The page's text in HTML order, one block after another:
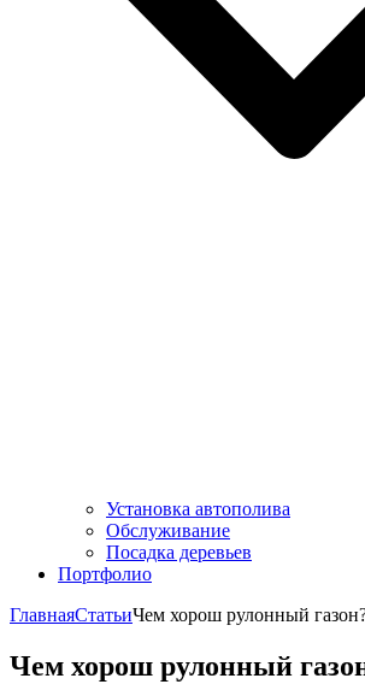
Установка автополива
Обслуживание
Посадка деревьев
Портфолио
ГлавнаяСтатьиЧем хорош рулонный
Чем хорош рулонный